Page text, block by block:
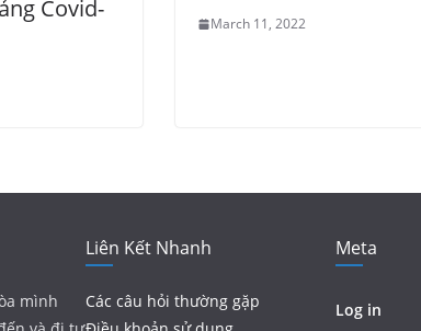
Covid-
March 11, 2022
mình
Liên Kết Nhanh
Các câu hỏi thường gặp
Meta
Log in